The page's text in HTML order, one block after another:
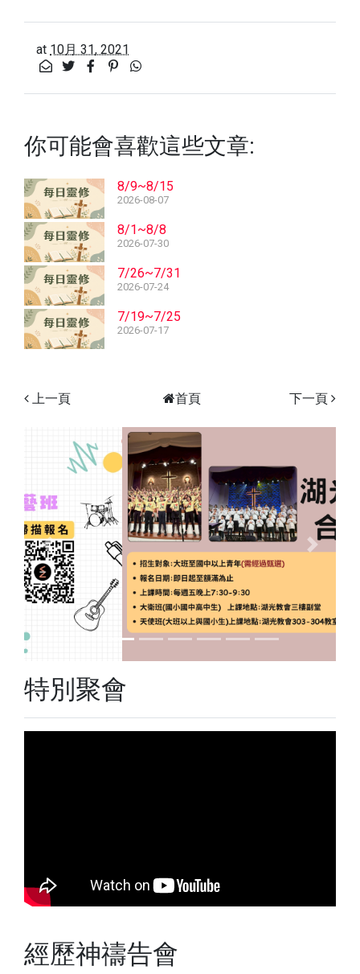
at 10月 31, 2021
你可能會喜歡這些文章:
8/9~8/15
2026-08-07
8/1~8/8
2026-07-30
7/26~7/31
2026-07-24
7/19~7/25
2026-07-17
上一頁 下一頁
首頁
Previous Next
特別聚會
經歷神禱告會